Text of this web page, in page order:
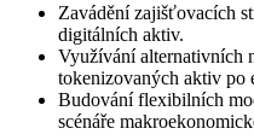
Zavádění zajišťovacích
digitálních aktiv.
Využívání alternativních
tokenizovaných aktiv po
Budování flexibilních
scénáře